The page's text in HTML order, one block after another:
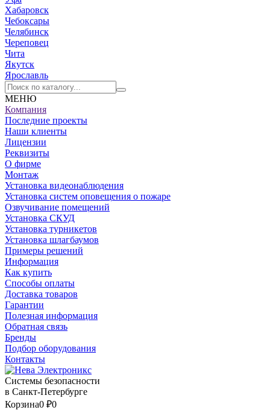
Хабаровск
Чебоксары
Челябинск
Череповец
Чита
Якутск
Ярославль
МЕНЮ
Компания
Последние проекты
Наши клиенты
Лицензии
Реквизиты
О фирме
Монтаж
Установка видеонаблюдения
Установка систем оповещения о пожаре
Озвучивание помещений
Установка СКУД
Установка турникетов
Установка шлагбаумов
Примеры решений
Информация
Как купить
Способы оплаты
Доставка товаров
Гарантии
Полезная информация
Обратная связь
Бренды
Подбор оборудования
Контакты
Системы безопасности
в Санкт-Петербурге
Корзина0 ₽0